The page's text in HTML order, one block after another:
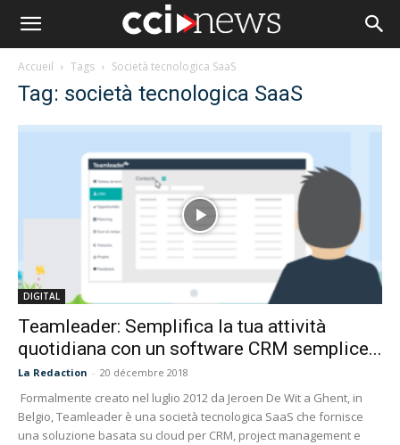
Accueil Tags Società tecnologica SaaS
Tag: società tecnologica SaaS
DIGITAL
Teamleader: Semplifica la tua attività
quotidiana con un software CRM semplice...
La Redaction - 20 décembre 2018
Formalmente creato nel luglio 2012 da Jeroen De Wit a Ghent, in
Belgio, Teamleader è una società tecnologica SaaS che fornisce
una soluzione basata su cloud per CRM, project management e